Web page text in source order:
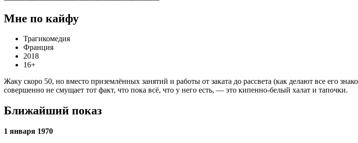
Мне по кайфу
Трагикомедия
Франция
2018
16+
Жаку скоро 50, но вместо приземлённых занятий и работы от заката до рассвета (как делают все его
совершенно не смущает тот факт, что пока всё, что у него есть, — это кипенно-белый халат и тапочки.
Ближайший показ
1 января 1970